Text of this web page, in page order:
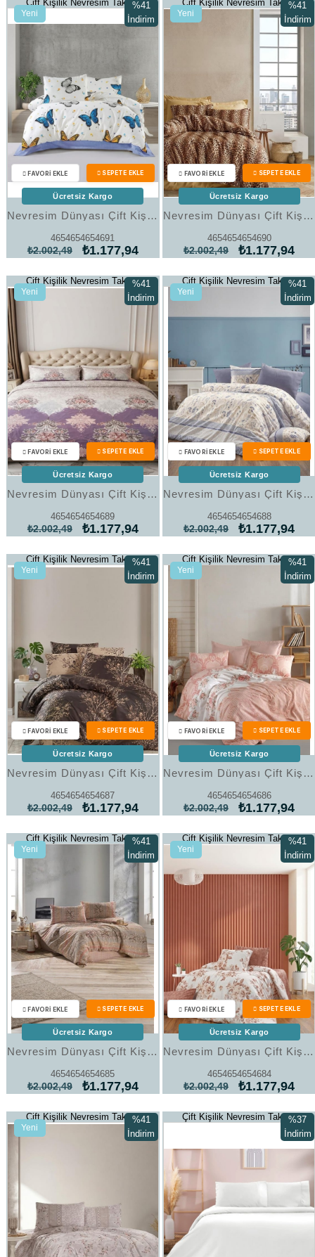
Çift Kişilik Nevresim Takımı
Nevresim Dünyası Çift Kişilik Nevresim Takımı Art 36
4654654654691
₺1.177,94
₺2.002,49
%41
İndirim
Ücretsiz Kargo
Yeni
Çift Kişilik Nevresim Takımı
Nevresim Dünyası Çift Kişilik Nevresim Takımı Art 35
4654654654690
₺1.177,94
₺2.002,49
%41
İndirim
Ücretsiz Kargo
Yeni
Çift Kişilik Nevresim Takımı
Nevresim Dünyası Çift Kişilik Nevresim Takımı Art 34
4654654654689
₺1.177,94
₺2.002,49
%41
İndirim
%41İndirim
Ücretsiz Kargo
Yeni
Çift Kişilik Nevresim Takımı
Nevresim Dünyası Çift Kişilik Nevresim Takımı Art 33
4654654654688
₺1.177,94
₺2.002,49
%41
İndirim
Ücretsiz Kargo
Yeni
Çift Kişilik Nevresim Takımı
Nevresim Dünyası Çift Kişilik Nevresim Takımı Art 32
4654654654687
₺1.177,94
₺2.002,49
%41
İndirim
Ücretsiz Kargo
Yeni
Çift Kişilik Nevresim Takımı
Nevresim Dünyası Çift Kişilik Nevresim Takımı Art 31
4654654654686
₺1.177,94
₺2.002,49
%41
İndirim
Ücretsiz Kargo
Yeni
Çift Kişilik Nevresim Takımı
Nevresim Dünyası Çift Kişilik Nevresim Takımı Art 30
4654654654685
₺1.177,94
₺2.002,49
%41
İndirim
%41İndirim
Ücretsiz Kargo
Yeni
Çift Kişilik Nevresim Takımı
Nevresim Dünyası Çift Kişilik Nevresim Takımı Art 29
4654654654684
₺1.177,94
₺2.002,49
%41
İndirim
Ücretsiz Kargo
Yeni
Çift Kişilik Nevresim Takımı%41
İndirim
%41İndirim
Yeni
Çift Kişilik Nevresim Takımı%37
İndirim